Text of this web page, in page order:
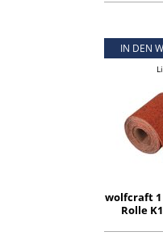
IN DEN
wolfcraft
Rolle